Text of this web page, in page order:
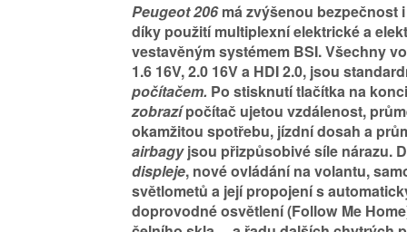
Peugeot 206má zvýšenou bezpečnost
díky použití multiplexní elektrické a
vestavěným systémem BSI. Všechny
1.6 16V, 2.0 16V a HDI 2.0, jsou
počítačem. Po stisknutí tlačítka na
zobrazípočítač ujetou vzdálenost,
okamžitou spotřebu, jízdní dosah a
airbagyjsou přizpůsobivé síle nárazu.
displeje, nové ovládání na volantu,
světlometů a její propojení s
doprovodné osvětlení (Follow Me